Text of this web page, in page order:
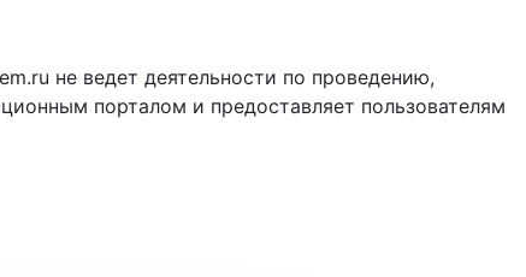
не ведет деятельности по проведению,
порталом и предоставляет пользователям